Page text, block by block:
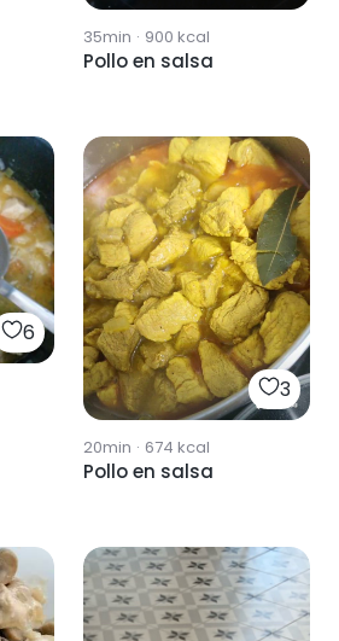
35min · 900 kcal
Pollo en salsa
6
3
20min · 674 kcal
Pollo en salsa